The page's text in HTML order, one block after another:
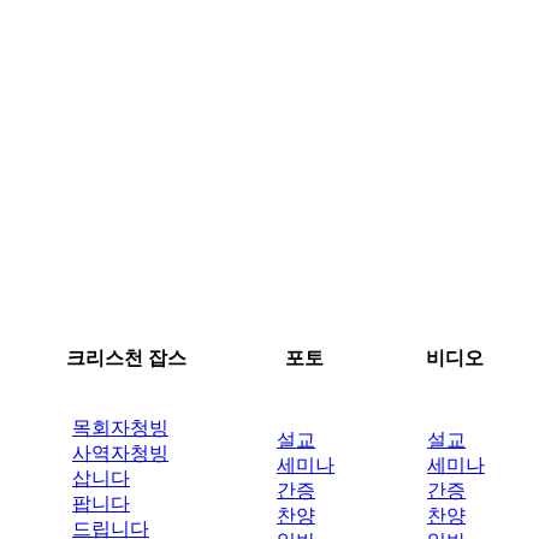
크리스천 잡스 포토 비디오
목회자청빙
사역자청빙
삽니다
팝니다
드립니다
설교
세미나
간증
찬양
설교
세미나
간증
찬양